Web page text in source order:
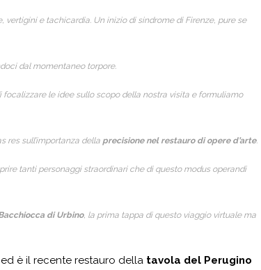
e tachicardia. Un inizio di sindrome di Firenze, pure se
dal momentaneo torpore.
le idee sullo scopo della nostra visita e formuliamo
res sull’importanza della precisione nel restauro di opere d’arte.
tanti personaggi straordinari che di questo modus operandi
di Urbino, la prima tappa di questo viaggio virtuale ma
ed è il recente restauro della tavola del Perugino